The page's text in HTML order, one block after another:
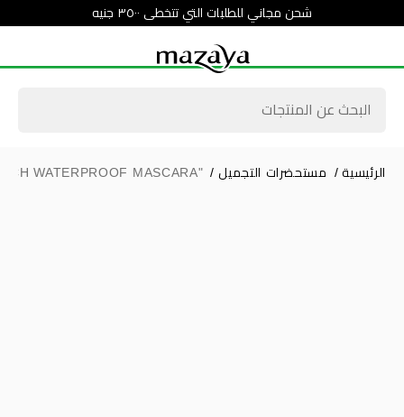
شحن مجاني للطلبات التي تتخطى ٣٥٠٠ جنيه
الرئيسية / مستحضرات التجميل /
"NOTE VOLUME ONE TOUCH WATERPROOF MASCARA "